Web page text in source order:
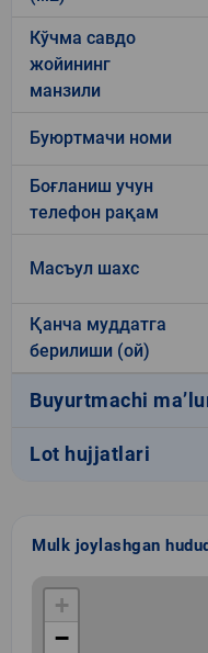
Кўчма савдо
жойининг
манзили
Буюртмачи номи
Боғланиш учун
телефон рақам
Масъул шахс
Қанча муддатга
берилиши (ой)
Buyurtmachi
Lot hujjatlari
Mulk joylashgan
+
−